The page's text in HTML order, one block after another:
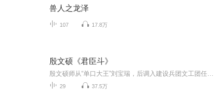
兽人之龙泽
107 17.8万
殷文硕《君臣斗》
29 37.5万